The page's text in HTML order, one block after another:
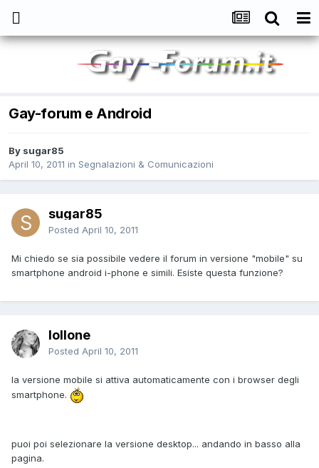
Gay-forum e Android
By sugar85
April 10, 2011 in Segnalazioni & Comunicazioni
sugar85
Posted April 10, 2011
Mi chiedo se sia possibile vedere il forum in versione "mobile" su
smartphone android i-phone e simili. Esiste questa funzione?
lollone
Posted April 10, 2011
la versione mobile si attiva automaticamente con i browser degli
smartphone.
puoi poi selezionare la versione desktop... andando in basso alla
pagina.